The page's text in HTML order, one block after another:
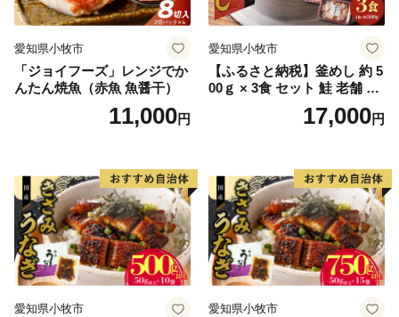
愛知県小牧市
「ジョイフーズ」レンジでか
んたん焼魚（赤魚 魚醤干）
11,000円
愛知県小牧市
【ふるさと納税】釜めし 約 5
00ｇ × 3食 セット 鮭 老舗 急
速冷凍 レンチン 時短 簡単調
理 食品 加工品 海鮮 手作り
り寄せグルメ 愛知県 小牧市
送料無料
17,000円
愛知県小牧市 愛知県小牧市